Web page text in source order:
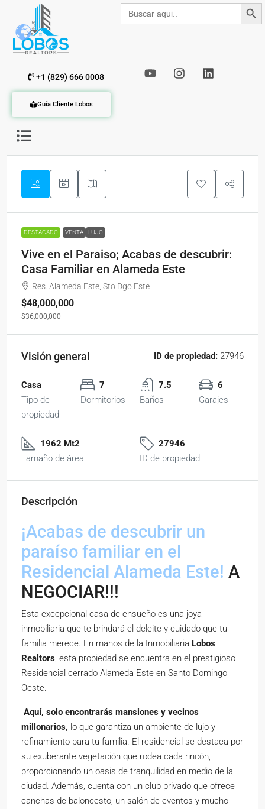
Buscar: Botón de
+1 (829) 666 0008
Guía Cliente Lobos
DESTACADO VENTA LUJO
Vive en el Paraiso; Acabas de descubrir:
Casa Familiar en Alameda Este
Res. Alameda Este, Sto Dgo Este
$48,000,000
$36,000,000
Visión general ID de propiedad: 27946
Casa
Tipo de
propiedad
7
Dormitorios
7.5
Baños
6
Garajes
1962 Mt2
Tamaño de área
27946
ID de propiedad
Descripción
¡Acabas de descubrir un
paraíso familiar en el
Residencial Alameda Este! A
NEGOCIAR!!!
Esta excepcional casa de ensueño es una joya
inmobiliaria que te brindará el deleite y cuidado que tu
familia merece. En manos de la Inmobiliaria Lobos
Realtors , esta propiedad se encuentra en el prestigioso
Residencial cerrado Alameda Este en Santo Domingo
Oeste.
Aquí, solo encontrarás mansiones y vecinos
millonarios, lo que garantiza un ambiente de lujo y
refinamiento para tu familia. El residencial se destaca por
su exuberante vegetación que rodea cada rincón,
proporcionando un oasis de tranquilidad en medio de la
ciudad. Además, cuenta con un club privado que ofrece
canchas de baloncesto, un salón de eventos y mucho